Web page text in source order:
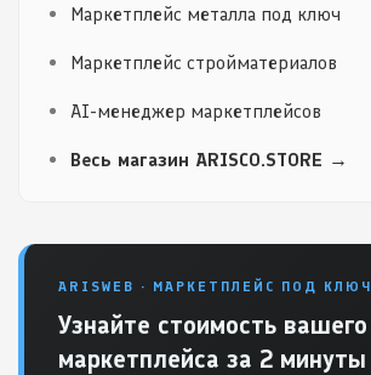
Маркетплейс металла под ключ
Маркетплейс стройматериалов
AI-менеджер маркетплейсов
Весь магазин ARISCO.STORE →
ARISWEB · МАРКЕТПЛЕЙС ПОД КЛЮЧ
Узнайте стоимость вашего
маркетплейса за 2 минуты